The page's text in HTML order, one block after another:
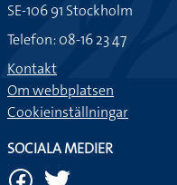
SE-106 91 Stockholm
Telefon: 08-16 23 47
Kontakt
Om webbplatsen
Cookieinställningar
SOCIALA MEDIER